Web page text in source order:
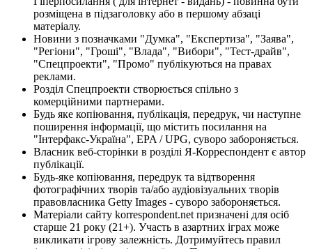
розміщена в підзаголовку або в першому абзаці
матеріалу.
Новини з позначками "Думка", "Експертиза", "Заява",
"Регіони", "Гроші", "Влада", "Вибори", "Тест-драйв",
"Спецпроекти", "Промо" публікуються на правах
реклами.
Розділ Спецпроекти створюється спільно з
комерційними партнерами.
Будь яке копіювання, публікація, передрук, чи наступне
поширення інформації, що містить посилання на
"Інтерфакс-Україна", EPA / UPG, суворо забороняється.
Власник веб-сторінки в розділі Я-Корреспондент є автор
публікації.
Будь-яке копіювання, передрук та відтворення
фотографічних творів та/або аудіовізуальних творів
правовласника Getty Images - суворо забороняється.
Матеріали сайту korrespondent.net призначені для осіб
старше 21 року (21+). Участь в азартних іграх може
викликати ігрову залежність. Дотримуйтесь правил